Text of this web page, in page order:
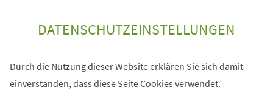
DATENSCHUTZEINSTELLUNGEN
Durch die Nutzung dieser Website erklären Sie sich damit
einverstanden, dass diese Seite Cookies verwendet.